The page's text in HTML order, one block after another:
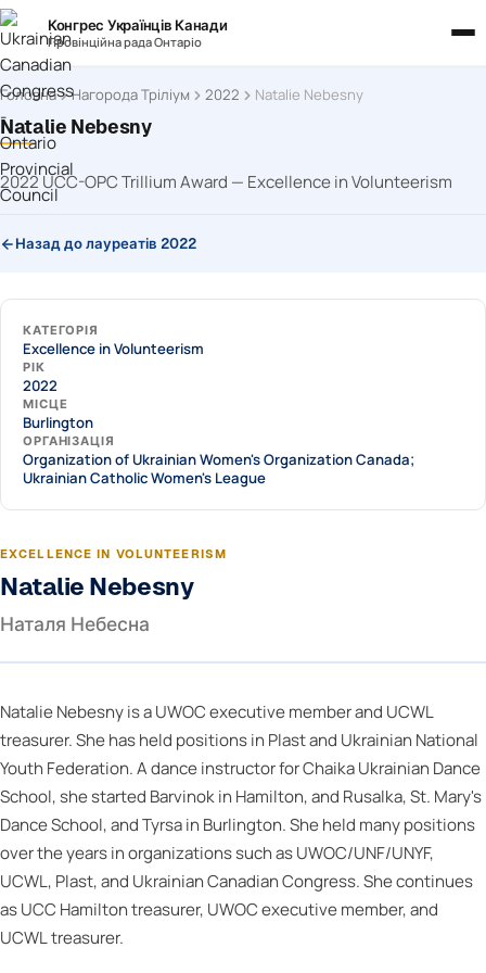
Конгрес Українців Канади
Провінційна рада Онтаріо
Головна Нагорода Тріліум 2022 Natalie Nebesny
Natalie Nebesny
2022 UCC-OPC Trillium Award — Excellence in Volunteerism
Назад до лауреатів 2022
КАТЕГОРІЯ
Excellence in Volunteerism
РІК
2022
МІСЦЕ
Burlington
ОРГАНІЗАЦІЯ
Organization of Ukrainian Women's Organization Canada;
Ukrainian Catholic Women's League
EXCELLENCE IN VOLUNTEERISM
Natalie Nebesny
Наталя Небесна
Natalie Nebesny is a UWOC executive member and UCWL
treasurer. She has held positions in Plast and Ukrainian National
Youth Federation. A dance instructor for Chaika Ukrainian Dance
School, she started Barvinok in Hamilton, and Rusalka, St. Mary's
Dance School, and Tyrsa in Burlington. She held many positions
over the years in organizations such as UWOC/UNF/UNYF,
UCWL, Plast, and Ukrainian Canadian Congress. She continues
as UCC Hamilton treasurer, UWOC executive member, and
UCWL treasurer.